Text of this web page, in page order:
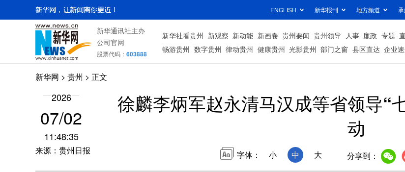
ENGLISH 新华报刊 地方频道
新华通讯社主办
公司官网
股票代码： 603888
新华社看贵州 新观察 新动能 新画卷 贵州要闻 贵州领导 人事 廉政 专题
畅游贵州 数字贵州 律动贵州 健康贵州 光影贵州 部门之窗 县区直达 企业
新华网 > 贵州 > 正文
2026
07/02
11:48:35
来源：贵州日报
徐麟李炳军赵永清马汉成等省领导“
动
字体： 小 中 大 分享到：